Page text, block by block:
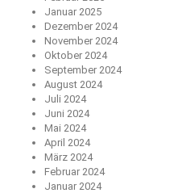
Januar 2025
Dezember 2024
November 2024
Oktober 2024
September 2024
August 2024
Juli 2024
Juni 2024
Mai 2024
April 2024
März 2024
Februar 2024
Januar 2024